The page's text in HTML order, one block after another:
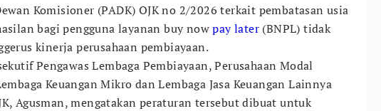
Komisioner (PADK) OJK no 2/2026 terkait pembatasan usia
bagi pengguna layanan buy nowpay later (BNPL) tidak
kinerja perusahaan pembiayaan.
Pengawas Lembaga Pembiayaan, Perusahaan Modal
Keuangan Mikro dan Lembaga Jasa Keuangan Lainnya
Agusman, mengatakan peraturan tersebut dibuat untuk